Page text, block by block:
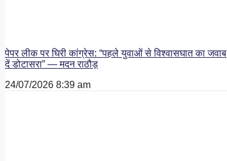
पेपर लीक पर घिरी कांग्रेस: “पहले युवाओं से विश्वासघात का जवाब
दें डोटासरा” — मदन राठौड़
24/07/2026 8:39 am